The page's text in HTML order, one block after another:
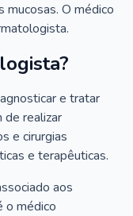
mucosas. O médico
e tratar
de realizar
e cirurgias
e terapêuticas.
aos
o médico